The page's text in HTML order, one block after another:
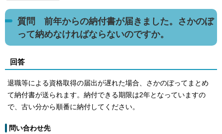
質問 前年からの納付書が届きました。さかのぼ
って納めなければならないのですか。
回答
退職等による資格取得の届出が遅れた場合、さかのぼってまとめ
て納付書が送られます。納付できる期限は2年となっていますの
で、古い分から順番に納付してください。
問い合わせ先